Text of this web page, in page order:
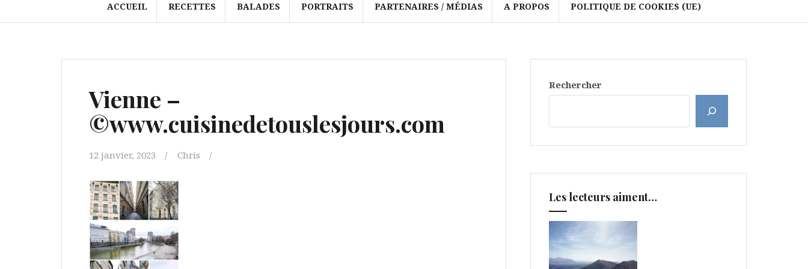
ACCUEIL RECETTES BALADES PORTRAITS PARTENAIRES / MÉDIAS A PROPOS POLITIQUE DE COOKIES (UE)
Vienne –
©www.cuisinedetouslesjours.com
12 janvier, 2023 Chris
Rechercher
Les lecteurs aiment…